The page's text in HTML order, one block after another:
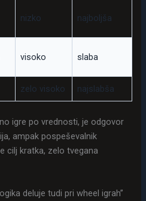
nizko najboljša
visoko slaba
zelo visoko najslabša
igre po vrednosti, je odgovor
ampak pospeševalnik
cilj kratka, zelo tvegana
deluje tudi pri wheel igrah”